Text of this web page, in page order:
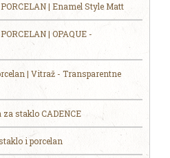
| Enamel Style Matt
| OPAQUE -
| Vitraž - Transparentne
za staklo CADENCE
i porcelan